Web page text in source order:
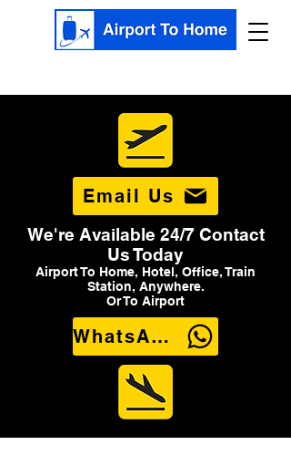
Email Us
We're Available 24/7 Contact
Us Today
Airport To Home, Hotel, Office, Train
Station, Anywhere.
Or To Airport
WhatsApp Us